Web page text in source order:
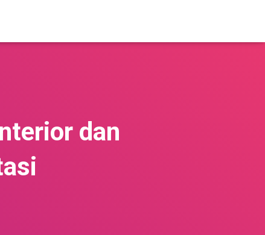
dan